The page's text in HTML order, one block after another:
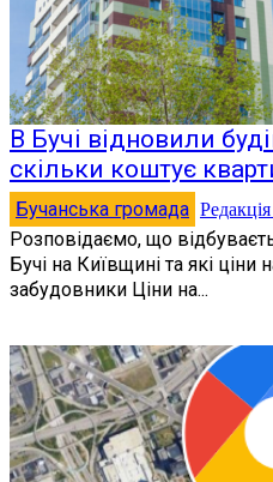
В Бучі відновили
скільки коштує
Бучанська громада
Розповідаємо, що
Бучі на Київщині та які
забудовники Ціни на...